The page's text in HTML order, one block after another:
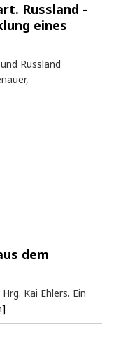
Russland -
eines
Russland
dem
Kai Ehlers. Ein